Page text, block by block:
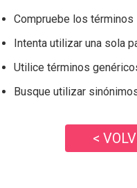
Compruebe los términos
Intenta utilizar una sola
Utilice términos
Busque utilizar
<